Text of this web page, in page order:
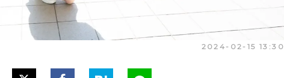
2024-02-15 13:30